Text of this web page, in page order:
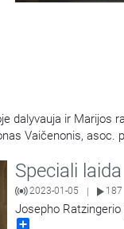
dalyvauja ir Marijos
Vaičenonis, asoc.
Speciali laida
2023-01-05 187
Josepho